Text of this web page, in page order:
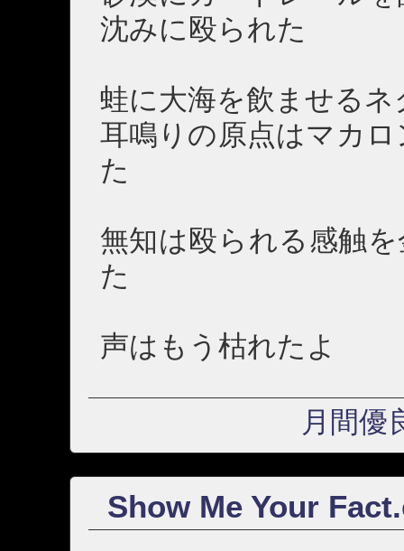
沈みに殴られた
蛙に大海を飲ませるネ
耳鳴りの原点はマカ
た
無知は殴られる感触
た
声はもう枯れたよ
月間優
Show Me Your